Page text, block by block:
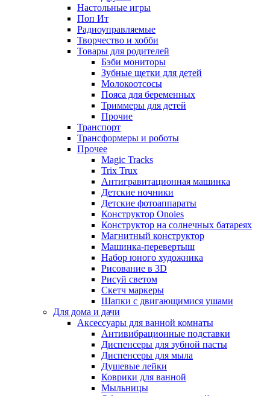
Настольные игры
Поп Ит
Радиоуправляемые
Творчество и хобби
Товары для родителей
Бэби мониторы
Зубные щетки для детей
Молокоотсосы
Пояса для беременных
Триммеры для детей
Прочие
Транспорт
Трансформеры и роботы
Прочее
Magic Tracks
Trix Trux
Антигравитационная машинка
Детские ночники
Детские фотоаппараты
Конструктор Onoies
Конструктор на солнечных батареях
Магнитный конструктор
Машинка-перевертыш
Набор юного художника
Рисование в 3D
Рисуй светом
Скетч маркеры
Шапки с двигающимися ушами
Для дома и дачи
Аксессуары для ванной комнаты
Антивибрационные подставки
Диспенсеры для зубной пасты
Диспенсеры для мыла
Душевые лейки
Коврики для ванной
Мыльницы